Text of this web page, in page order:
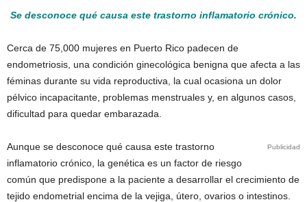
Se desconoce qué causa este trastorno inflamatorio crónico.
Cerca de 75,000 mujeres en Puerto Rico padecen de
endometriosis, una condición ginecológica benigna que afecta a las
féminas durante su vida reproductiva, la cual ocasiona un dolor
pélvico incapacitante, problemas menstruales y, en algunos casos,
dificultad para quedar embarazada.
Publicidad
Aunque se desconoce qué causa este trastorno
inflamatorio crónico, la genética es un factor de riesgo
común que predispone a la paciente a desarrollar el crecimiento de
tejido endometrial encima de la vejiga, útero, ovarios o intestinos.